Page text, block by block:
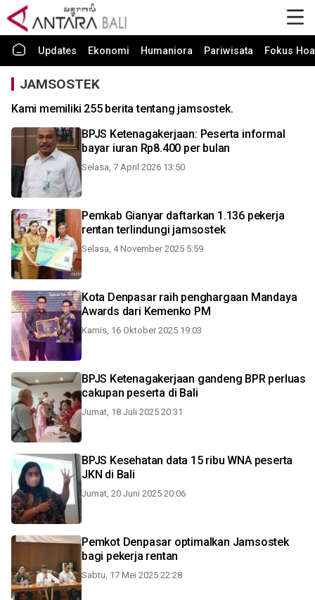
Updates Ekonomi Humaniora Pariwisata Fokus
JAMSOSTEK
Kami memiliki 255 berita tentang jamsostek.
BPJS Ketenagakerjaan: Peserta informal
bayar iuran Rp8.400 per bulan
Selasa, 7 April 2026 13:50
Pemkab Gianyar daftarkan 1.136 pekerja
rentan terlindungi jamsostek
Selasa, 4 November 2025 5:59
Kota Denpasar raih penghargaan Mandaya
Awards dari Kemenko PM
Kamis, 16 Oktober 2025 19:03
BPJS Ketenagakerjaan gandeng BPR perluas
cakupan peserta di Bali
Jumat, 18 Juli 2025 20:31
BPJS Kesehatan data 15 ribu WNA peserta
JKN di Bali
Jumat, 20 Juni 2025 20:06
Pemkot Denpasar optimalkan Jamsostek
bagi pekerja rentan
Sabtu, 17 Mei 2025 22:28